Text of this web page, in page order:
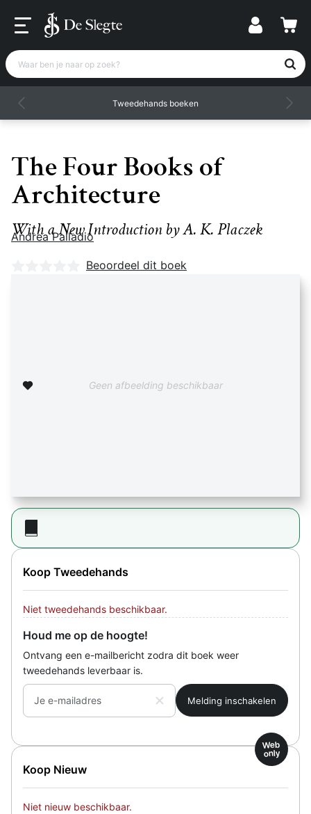
Waar ben je naar op zoek?
Tweedehands boeken
The Four Books of
Architecture
With a New Introduction by A. K. Placzek
Andrea Palladio
Nog geen beoordelingen
Beoordeel dit boek
Geen afbeelding beschikbaar
Koop Tweedehands
Niet tweedehands beschikbaar.
Houd me op de hoogte!
Ontvang een e-mailbericht zodra dit boek weer
tweedehands leverbaar is.
Je e-mailadres
Koop Nieuw
Web
only
Niet nieuw beschikbaar.